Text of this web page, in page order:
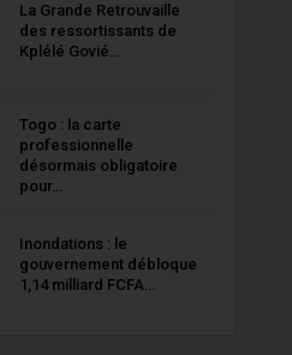
La Grande Retrouvaille
des ressortissants de
Kplélé Govié…
Togo : la carte
professionnelle
désormais obligatoire
pour…
Inondations : le
gouvernement débloque
1,14 milliard FCFA…